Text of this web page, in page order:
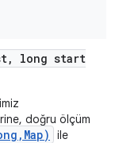
,
long start
doğru ölçüm
ile